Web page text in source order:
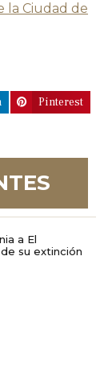
la Ciudad de
Pinterest
a El
su extinción